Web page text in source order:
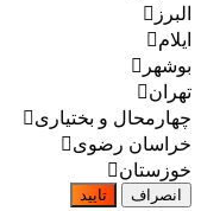
البرز
ایلام
بوشهر
تهران
چهارمحال و بختیاری
خراسان رضوی
خوزستان
انصراف تایید